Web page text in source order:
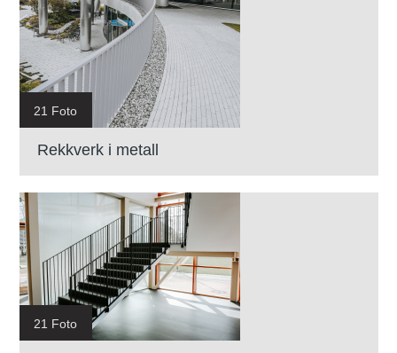
21 Foto
Rekkverk i metall
21 Foto